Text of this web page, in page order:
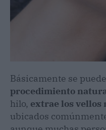
Básicamente se
procedimiento
hilo, extrae los vellos
ubicados